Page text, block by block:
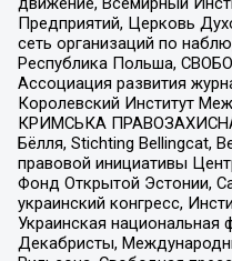
Предприятий, Церковь
сеть организаций по
Республика Польша,
Ассоциация развития
Королевский Институт
КРИМСЬКА
Бёлля, Stichting Bellingcat,
правовой инициативы
Фонд Открытой Эстонии,
украинский конгресс,
Украинская
Декабристы,